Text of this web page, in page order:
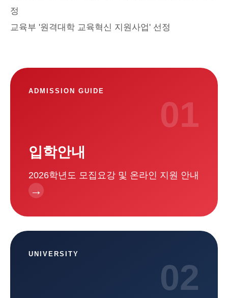
정
교육부 '원격대학 교육혁신 지원사업' 선정
주요 서비스 바로가기
ADMISSION GUIDE
01
입학안내
2026학년도 모집요강 및 온라인 지원 안내
→
UNIVERSITY
02